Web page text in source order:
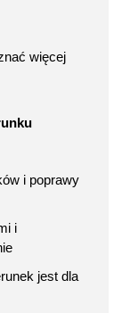
więcej
i poprawy
i
jest dla